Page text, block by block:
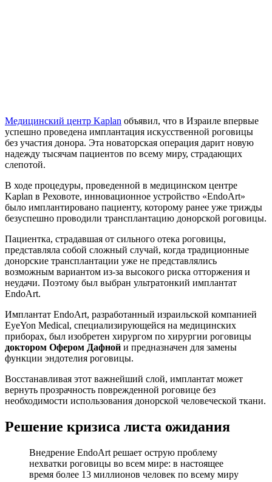
Медицинский центр Kaplan объявил, что в Израиле впервые
успешно проведена имплантация искусственной роговицы
без участия донора. Эта новаторская операция дарит новую
надежду тысячам пациентов по всему миру, страдающих
слепотой.
В ходе процедуры, проведенной в медицинском центре
Kaplan в Реховоте, инновационное устройство «EndoArt»
было имплантировано пациенту, которому ранее уже трижды
безуспешно проводили трансплантацию донорской роговицы.
Пациентка, страдавшая от сильного отека роговицы,
представляла собой сложный случай, когда традиционные
донорские трансплантации уже не представлялись
возможным вариантом из-за высокого риска отторжения и
неудачи. Поэтому был выбран ультратонкий имплантат
EndoArt.
Имплантат EndoArt, разработанный израильской компанией
EyeYon Medical, специализирующейся на медицинских
приборах, был изобретен хирургом по хирургии роговицы
доктором Офером Дафной и предназначен для замены
функции эндотелия роговицы.
Восстанавливая этот важнейший слой, имплантат может
вернуть прозрачность поврежденной роговице без
необходимости использования донорской человеческой ткани.
Решение кризиса листа ожидания
Внедрение EndoArt решает острую проблему
нехватки роговицы во всем мире: в настоящее
время более 13 миллионов человек по всему миру